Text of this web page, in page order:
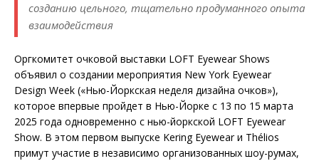
созданию цельного, тщательно продуманного опыта
взаимодействия
Оргкомитет очковой выставки LOFT Eyewear Shows
объявил о создании мероприятия New York Eyewear
Design Week («Нью-Йоркская неделя дизайна очков»),
которое впервые пройдет в Нью-Йорке с 13 по 15 марта
2025 года одновременно с нью-йоркской LOFT Eyewear
Show. В этом первом выпуске Kering Eyewear и Thélios
примут участие в независимо организованных шоу-румах,